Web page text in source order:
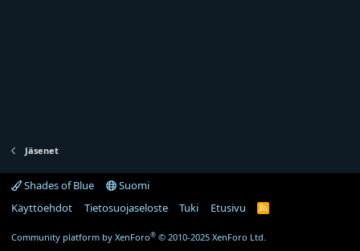
Jäsenet
Shades of Blue
Suomi
Käyttöehdot
Tietosuojaseloste Tuki Etusivu
R
Community platform by XenForo® © 2010-2025 XenForo Ltd.